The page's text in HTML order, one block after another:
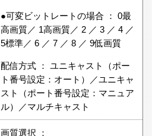
●可変ビットレートの場合 ： 0最
高画質／ 1高画質／ 2 ／ 3 ／ 4 ／
5標準／ 6 ／ 7 ／ 8 ／ 9低画質
配信方式 ： ユニキャスト（ポー
ト番号設定：オート）／ユニキャ
スト（ポート番号設定：マニュア
ル）／マルチキャスト
画質選択 ：